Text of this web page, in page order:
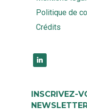
Politique de
Crédits
linkedin
INSCRIVEZ-